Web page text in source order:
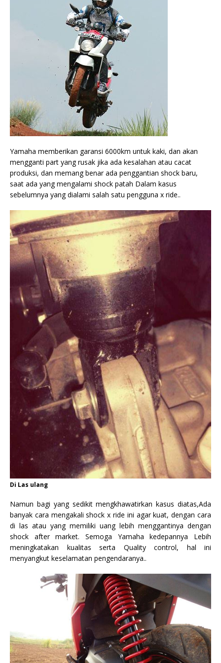
Yamaha memberikan garansi 6000km untuk kaki, dan akan
mengganti part yang rusak jika ada kesalahan atau cacat
produksi, dan memang benar ada penggantian shock baru,
saat ada yang mengalami shock patah Dalam kasus
sebelumnya yang dialami salah satu pengguna x ride..
Di Las ulang
Namun bagi yang sedikit mengkhawatirkan kasus diatas,Ada
banyak cara mengakali shock x ride ini agar kuat, dengan cara
di las atau yang memiliki uang lebih menggantinya dengan
shock after market. Semoga Yamaha kedepannya Lebih
meningkatakan kualitas serta Quality control, hal ini
menyangkut keselamatan pengendaranya..